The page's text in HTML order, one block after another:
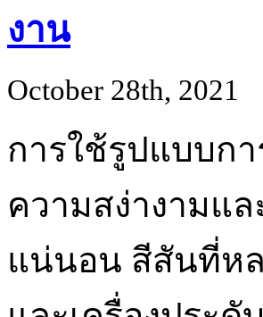
งาน
October 28th, 2021
การใช้รูปแบบก
ความสง่างามแ
แน่นอน สีสันที่ห